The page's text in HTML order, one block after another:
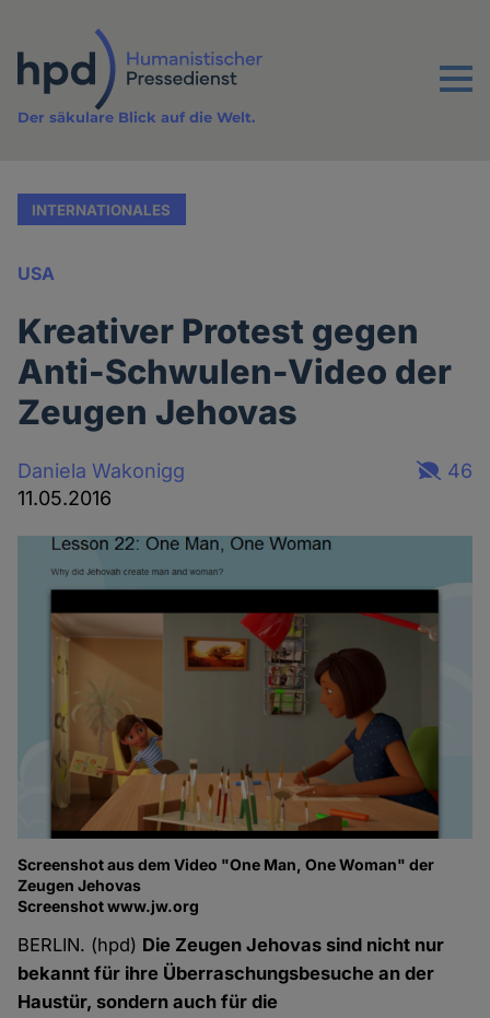
Inhalt
Menu
Der säkulare Blick auf die Welt.
INTERNATIONALES
USA
Kreativer Protest gegen
Anti-Schwulen-Video der
Zeugen Jehovas
Daniela Wakonigg
11.05.2016
46
Screenshot aus dem Video "One Man, One Woman" der
Zeugen Jehovas
Screenshot www.jw.org
BERLIN. (hpd) Die Zeugen Jehovas sind nicht nur
bekannt für ihre Überraschungsbesuche an der
Haustür, sondern auch für die